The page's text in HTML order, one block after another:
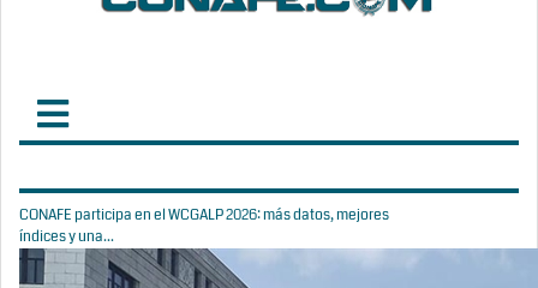
CONAFE participa en el WCGALP 2026: más datos, mejores
índices y una...